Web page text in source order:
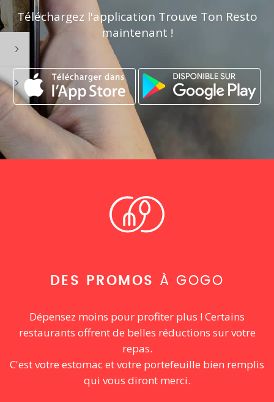
Téléchargez l'application Trouve Ton Resto
maintenant !
DES PROMOS À GOGO
Dépensez moins pour profiter plus ! Certains
restaurants offrent de belles réductions sur votre
repas.
C'est votre estomac et votre portefeuille bien remplis
qui vous diront merci.